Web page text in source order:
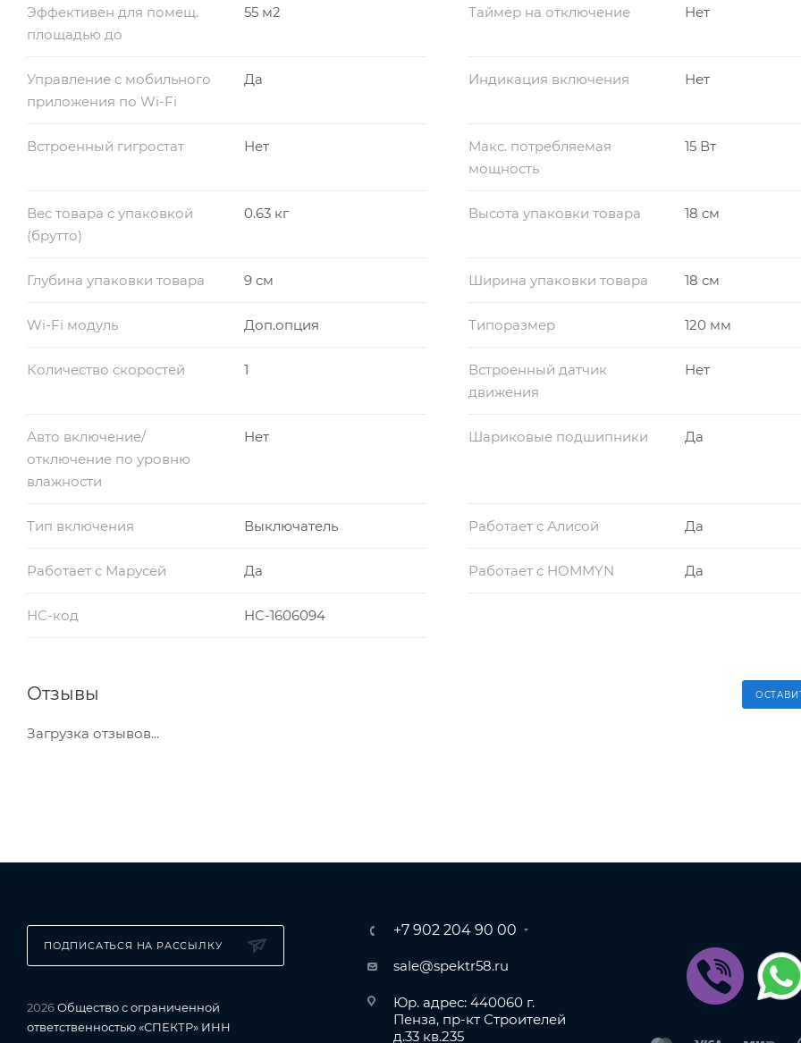
Эффективен для помещ.
площадью до
55 м2 Таймер на отключение Нет
Управление c мобильного
приложения по Wi-Fi
Да Индикация включения Нет
Встроенный гигростат Нет
Макс. потребляемая
мощность
15 Вт
Вес товара с упаковкой
(брутто)
0.63 кг Высота упаковки товара 18 см
Глубина упаковки товара 9 см Ширина упаковки товара 18 см
Wi-Fi модуль Доп.опция Типоразмер 120 мм
Количество скоростей 1
Встроенный датчик
движения
Нет
Авто включение/
отключение по уровню
влажности
Нет Шариковые подшипники Да
Тип включения Выключатель Работает с Алисой Да
Работает с Марусей Да Работает с HOMMYN Да
НС-код НС-1606094
Отзывы
Загрузка отзывов...
ПОДПИСАТЬСЯ НА РАССЫЛКУ
2026Общество с ограниченной
ответственностью «СПЕКТР» ИНН
+7 902 204 90 00
sale@spektr58.ru
Юр. адрес: 440060 г.
Пенза, пр-кт Строителей
д.33 кв.235